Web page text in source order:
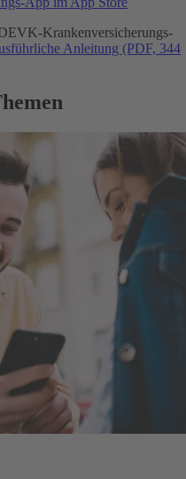
Krankenversicherungs-
Anleitung (PDF, 344